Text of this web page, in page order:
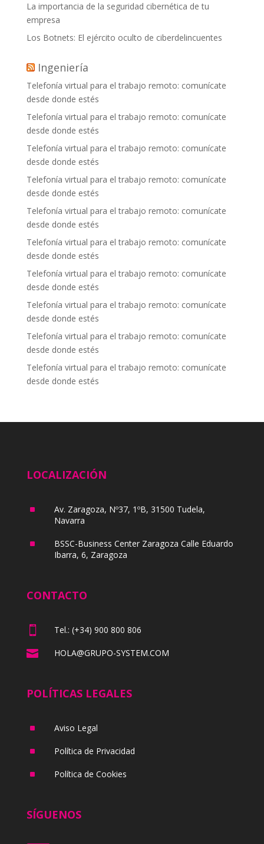
La importancia de la seguridad cibernética de tu
empresa
Los Botnets: El ejército oculto de ciberdelincuentes
Ingeniería
Telefonía virtual para el trabajo remoto: comunícate
desde donde estés
Telefonía virtual para el trabajo remoto: comunícate
desde donde estés
Telefonía virtual para el trabajo remoto: comunícate
desde donde estés
Telefonía virtual para el trabajo remoto: comunícate
desde donde estés
Telefonía virtual para el trabajo remoto: comunícate
desde donde estés
Telefonía virtual para el trabajo remoto: comunícate
desde donde estés
Telefonía virtual para el trabajo remoto: comunícate
desde donde estés
Telefonía virtual para el trabajo remoto: comunícate
desde donde estés
Telefonía virtual para el trabajo remoto: comunícate
desde donde estés
Telefonía virtual para el trabajo remoto: comunícate
desde donde estés
LOCALIZACIÓN
^
Av. Zaragoza, Nº37, 1ºB, 31500 Tudela,
Navarra
^
BSSC-Business Center Zaragoza Calle Eduardo
Ibarra, 6, Zaragoza
CONTACTO
 Tel.: (+34) 900 800 806
 HOLA@GRUPO-SYSTEM.COM
POLÍTICAS LEGALES
^ Aviso Legal
^ Política de Privacidad
^ Política de Cookies
SÍGUENOS